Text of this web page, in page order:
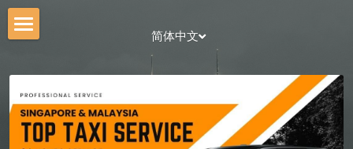
简体中文
价钱表
立即预定